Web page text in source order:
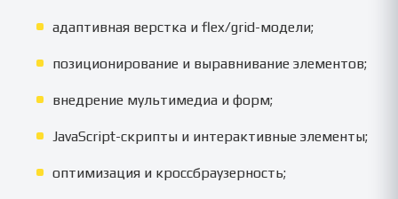
адаптивная верстка и flex/grid-модели;
позиционирование и выравнивание элементов;
внедрение мультимедиа и форм;
JavaScript-скрипты и интерактивные элементы;
оптимизация и кроссбраузерность;